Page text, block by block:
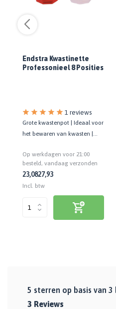
Endstra Kwastinette
Professonieel 8 Posities
1 reviews
Grote kwastenpot | Ideaal voor
het bewaren van kwasten |
Op werkdagen voor 21:00
besteld, vandaag verzonden
23,0827,93
Incl. btw
5 sterren op basis van 3
3 Reviews